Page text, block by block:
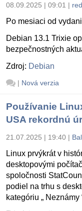
08.09.2025 | 09:01 |
Po mesiaci od
Debian 13.1 Trixie
bezpečnostných
Zdroj: Debian
| Nová verzia
Používanie
USA rekordnú
21.07.2025 | 19:40 |
Linux prvýkrát v
desktopovými
spoločnosti
podiel na trhu s
kategóriu „